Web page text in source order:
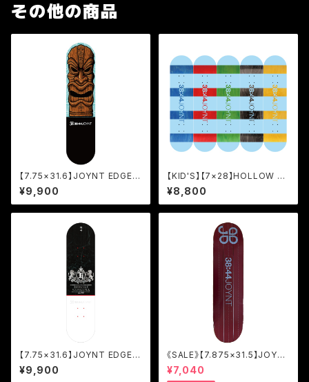
その他の商品
【7.75×31.6】JOYNT EDGE(E
P DECK)/ATSUSHI SATO [J
ED]
¥9,900
【KID'S】【7×28】HOLLOW KI
D'S [JHK]
¥8,800
【7.75×31.6】JOYNT EDGE(E
P DECK)/HIROKI SAEGUSA
[JED]
¥9,900
《SALE》【7.875×31.5】JOYN
T LINE BURGUNDY/TEAM
[JOL2]
¥7,040